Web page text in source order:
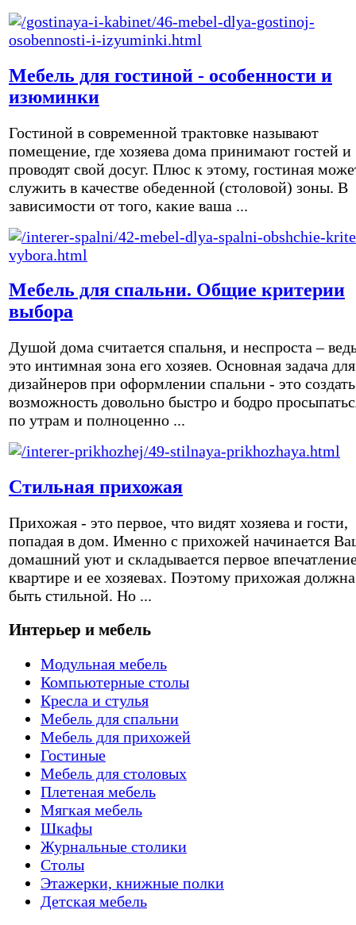
Мебель для гостиной - особенности и
изюминки
Гостиной в современной трактовке называют
помещение, где хозяева дома принимают гостей и
проводят свой досуг. Плюс к этому, гостиная
служить в качестве обеденной (столовой) зоны. В
зависимости от того, какие ваша ...
Мебель для спальни. Общие критерии
выбора
Душой дома считается спальня, и неспроста –
это интимная зона его хозяев. Основная задача для
дизайнеров при оформлении спальни - это создать
возможность довольно быстро и бодро
по утрам и полноценно ...
Стильная прихожая
Прихожая - это первое, что видят хозяева и гости,
попадая в дом. Именно с прихожей начинается
домашний уют и складывается первое
квартире и ее хозяевах. Поэтому прихожая должна
быть стильной. Но ...
Интерьер и мебель
Модульная мебель
Компьютерные столы
Кресла и стулья
Мебель для спальни
Мебель для прихожей
Гостиные
Мебель для столовых
Плетеная мебель
Мягкая мебель
Шкафы
Журнальные столики
Столы
Этажерки, книжные полки
Детская мебель